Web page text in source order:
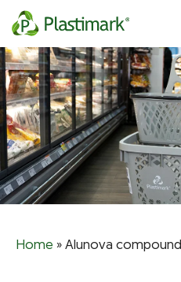
contenuto
Home » Alunova compound